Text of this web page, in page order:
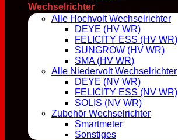
Wechselrichter
Alle Hochvolt Wechselrichter
DEYE (HV WR)
FELICITY ESS (HV WR)
SUNGROW (HV WR)
SMA (HV WR)
Alle Niedervolt Wechselrichter
DEYE (NV WR)
FELICITY ESS (NV WR)
SOLIS (NV WR)
Zubehör Wechselrichter
Smartmeter
Sonstiges